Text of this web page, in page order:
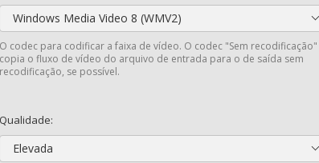
Windows Media Video 8 (WMV2)
O codec para codificar a faixa de vídeo. O codec "Sem recodificação"
copia o fluxo de vídeo do arquivo de entrada para o de saída sem
recodificação, se possível.
Qualidade:
Elevada